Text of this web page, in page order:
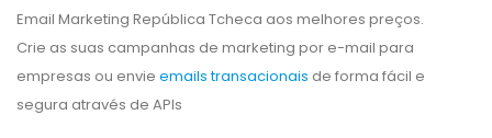
Email Marketing República Tcheca aos melhores preços.
Crie as suas campanhas de marketing por e-mail para
empresas ou envie emails transacionais de forma fácil e
segura através de APIs